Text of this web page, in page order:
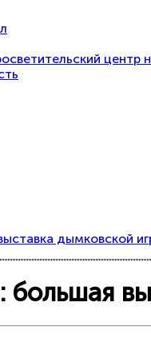
центр
дымковской
большая